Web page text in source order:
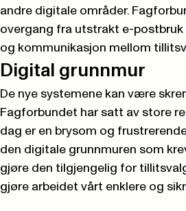
andre digitale områder.
overgang fra utstrakt e-
og kommunikasjon mellom
Digital grunnmur
De nye systemene kan være
Fagforbundet har satt av store
dag er en brysom og
den digitale grunnmuren som
gjøre den tilgjengelig for
gjøre arbeidet vårt enklere og